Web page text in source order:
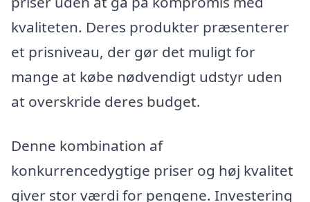
kvaliteten. Deres produkter præsenterer
et prisniveau, der gør det muligt for
mange at købe nødvendigt udstyr uden
at overskride deres budget.
Denne kombination af
konkurrencedygtige priser og høj kvalitet
giver stor værdi for pengene. Investering